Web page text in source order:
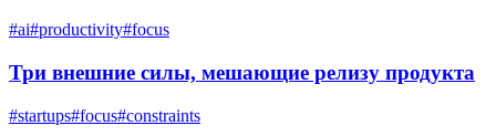
#ai#productivity#focus
Три внешние силы, мешающие релизу продукта
#startups#focus#constraints